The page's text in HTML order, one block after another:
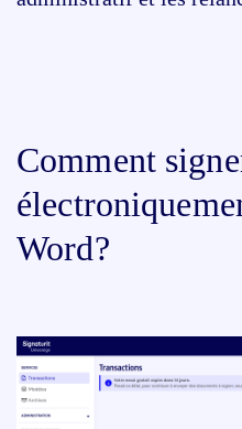
Comment
Word?